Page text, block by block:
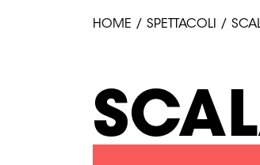
HOME / SPETTACOLI /